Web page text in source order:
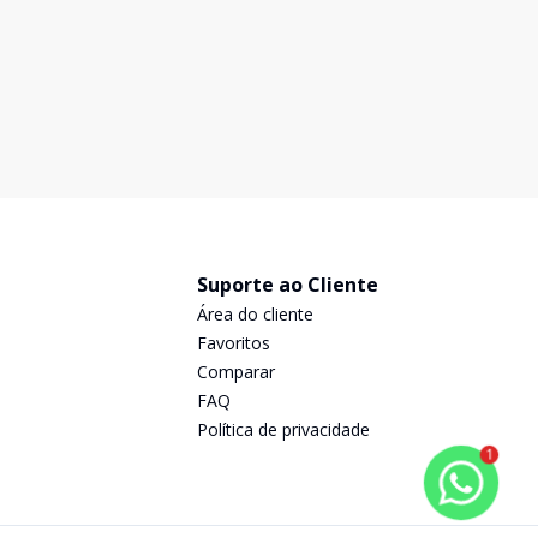
Suporte ao Cliente
Área do cliente
Favoritos
Comparar
FAQ
Política de privacidade
1